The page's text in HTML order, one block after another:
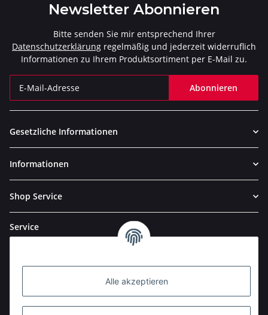
Alle akzeptieren
Newsletter Abonnieren
Bitte senden Sie mir entsprechend Ihrer
Datenschutzerklärung regelmäßig und jederzeit widerruflich
Informationen zu Ihrem Produktsortiment per E-Mail zu.
Abonnieren
Gesetzliche Informationen
Informationen
Shop Service
Service